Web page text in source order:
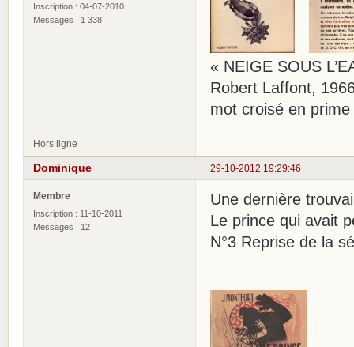
Inscription : 04-07-2010
Messages : 1 338
« NEIGE SOUS
Robert Laffont,
mot croisé en
Hors ligne
29-10-2012 19:29:46
Dominique
Membre
Inscription : 11-10-2011
Messages : 12
Une dernière
Le prince qui avait
N°3 Reprise de la